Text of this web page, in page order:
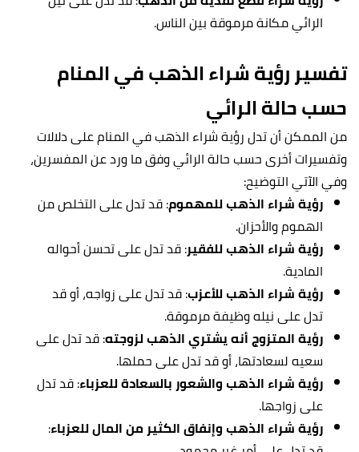
الرائي مكانة مرموقة بين الناس.
تفسير رؤية شراء الذهب في المنام
حسب حالة الرائي
من الممكن أن تدل رؤية شراء الذهب في المنام على دلالات
وتفسيرات أخرىحسب حالة الرائي وفق ما ورد عن المفسرين،
وفي الآتي التوضيح:
رؤية شراء الذهب للمهموم: قد تدل على التخلص من
الهموم والأحزان.
رؤية شراء الذهب للفقير: قد تدل على تحسن أحواله
المادية.
رؤية شراء الذهب للأعزب: قد تدل على زواجه، أو قد
تدل على نيله وظيفة مرموقة.
رؤية المتزوج أنه يشتري الذهب لزوجته: قد تدل على
سعيه لسعادتها، أو قد تدل على حملها.
رؤية شراء الذهب والشعور بالسعادة للعزباء: قد تدل
على زواجها.
رؤية شراء الذهب وإنفاق الكثير من المال للعزباء: